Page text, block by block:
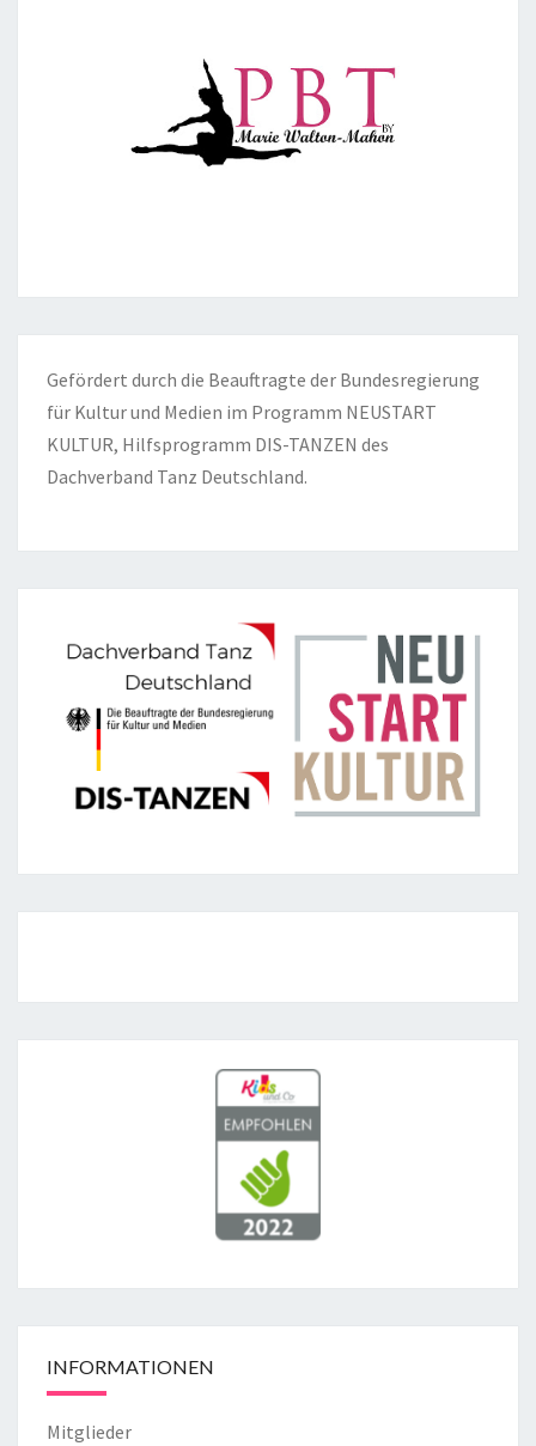
Gefördert durch die Beauftragte der Bundesregierung
für Kultur und Medien im Programm NEUSTART
KULTUR, Hilfsprogramm DIS-TANZEN des
Dachverband Tanz Deutschland.
INFORMATIONEN
Mitglieder